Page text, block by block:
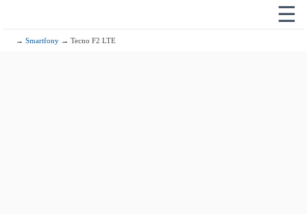
☰
→Smartfony → Tecno F2 LTE